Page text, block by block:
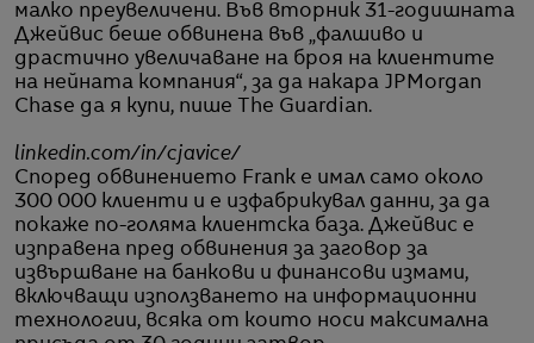
малко преувеличени. Във вторник 31-годишната
Джейвис беше обвинена във „фалшиво и
драстично увеличаване на броя на клиентите
на нейната компания“, за да накара JPMorgan
Chase да я купи, пише The Guardian.
linkedin.com/in/cjavice/
Според обвинението Frank е имал само около
300 000 клиенти и е изфабрикувал данни, за да
покаже по-голяма клиентска база. Джейвис е
изправена пред обвинения за заговор за
извършване на банкови и финансови измами,
включващи използването на информационни
технологии, всяка от които носи максимална